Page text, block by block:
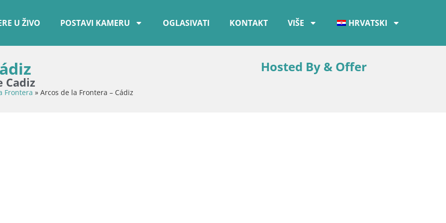
U ŽIVO POSTAVI KAMERU OGLASIVATI KONTAKT VIŠE HRVATSKI
Cadiz
Frontera » Arcos de la Frontera – Cádiz
Hosted By & Offer